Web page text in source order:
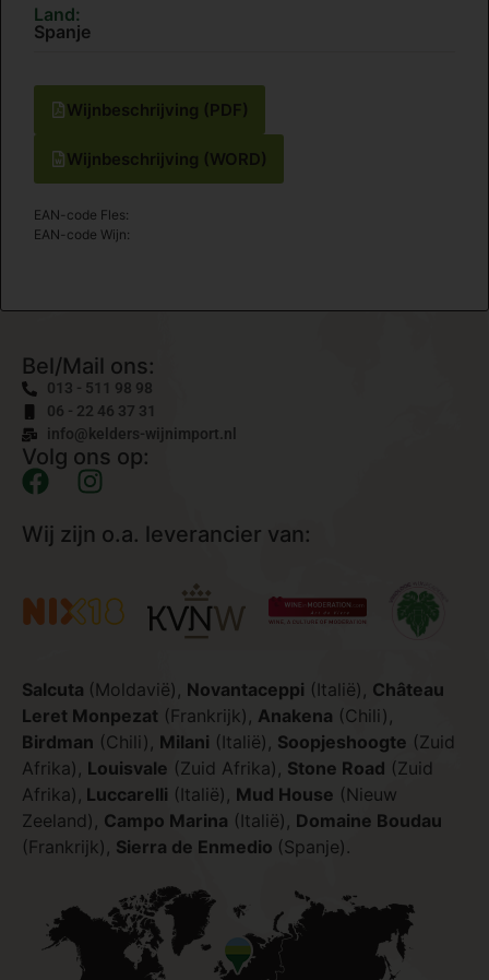
Land:
Spanje
Wijnbeschrijving (PDF)
Wijnbeschrijving (WORD)
EAN-code Fles:
EAN-code Wijn:
Bel/Mail ons:
013 - 511 98 98
06 - 22 46 37 31
info@kelders-wijnimport.nl
Volg ons op:
Wij zijn o.a. leverancier van:
Salcuta (Moldavië), Novantaceppi (Italië), Château
Leret Monpezat (Frankrijk), Anakena (Chili),
Birdman (Chili), Milani (Italië), Soopjeshoogte (Zuid
Afrika), Louisvale (Zuid Afrika), Stone Road (Zuid
Afrika), Luccarelli (Italië), Mud House (Nieuw
Zeeland), Campo Marina (Italië), Domaine Boudau
(Frankrijk), Sierra de Enmedio (Spanje).